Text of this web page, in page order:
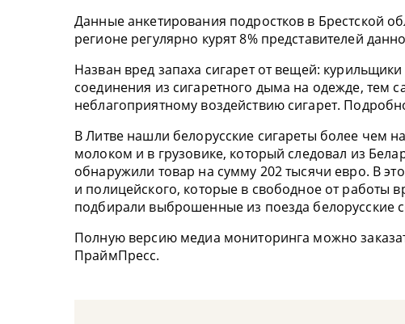
Данные анкетирования подростков в Брестской
регионе регулярно курят 8% представителей
Назван вред запаха сигарет от вещей:
соединения из сигаретного дыма на одежде, тем
неблагоприятному воздействию сигарет.
В Литве нашли белорусские сигареты более чем
молоком и в грузовике, который следовал из
обнаружили товар на сумму 202 тысячи евро. В
и полицейского, которые в свободное от работы
подбирали выброшенные из поезда белорусские
Полную версию медиа мониторинга можно
ПраймПресс.